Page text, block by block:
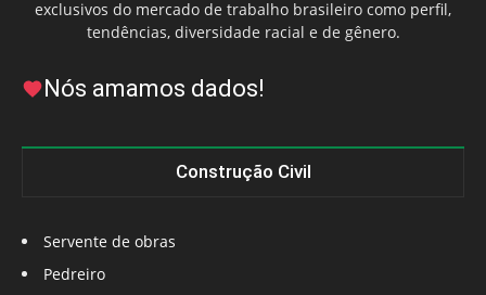
exclusivos do mercado de trabalho brasileiro como perfil,
tendências, diversidade racial e de gênero.
Nós amamos dados!
Construção Civil
Servente de obras
Pedreiro